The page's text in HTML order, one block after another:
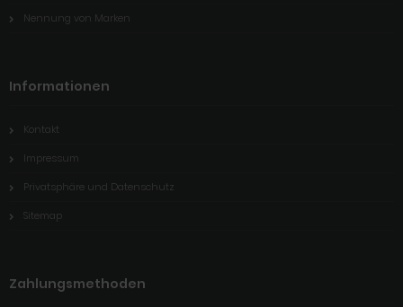
Nennung von Marken
Informationen
Kontakt
Impressum
Privatsphäre und Datenschutz
Sitemap
Zahlungsmethoden